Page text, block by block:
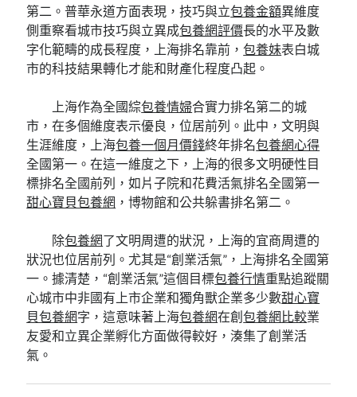
第二。普華永道方面表現，技巧與立包養金額異維度
側重察看城市技巧與立異成包養網評價長的水平及數
字化範疇的成長程度，上海排名靠前，包養妹表白城
市的科技結果轉化才能和財產化程度凸起。
上海作為全國綜包養情婦合實力排名第二的城
市，在多個維度表示優良，位居前列。此中，文明與
生涯維度，上海包養一個月價錢終年排名包養網心得
全國第一。在這一維度之下，上海的很多文明硬性目
標排名全國前列，如片子院和花費活氣排名全國第一
甜心寶貝包養網 ，博物館和公共躲書排名第二。
除包養網了文明周遭的狀況，上海的宜商周遭的
狀況也位居前列。尤其是“創業活氣”，上海排名全國第
一。據清楚，“創業活氣”這個目標包養行情重點追蹤關
心城市中非國有上市企業和獨角獸企業多少數甜心寶
貝包養網字，這意味著上海包養網在創包養網比較業
友愛和立異企業孵化方面做得較好，湊集了創業活
氣。